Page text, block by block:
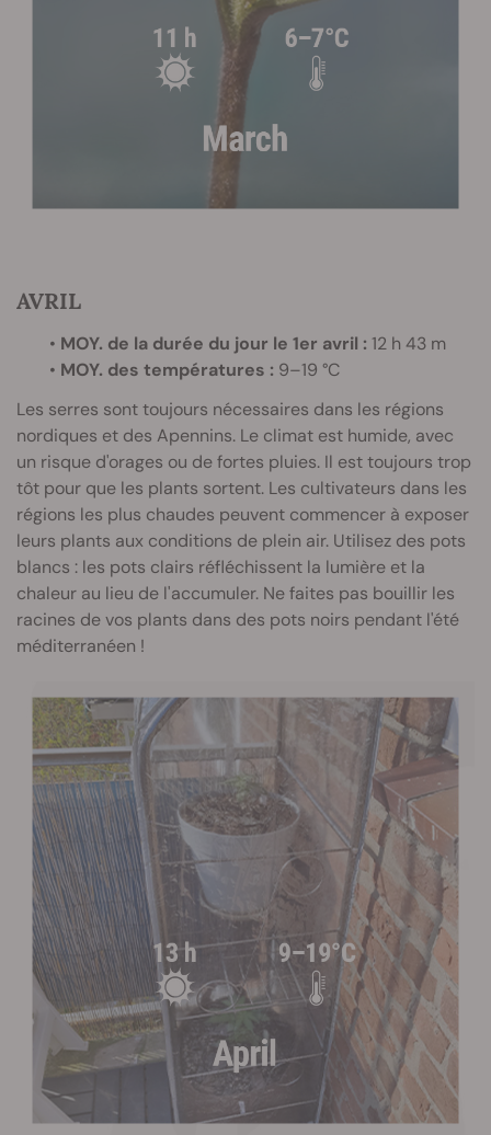
AVRIL
• MOY. de la durée du jour le 1er avril : 12 h 43 m
• MOY. des températures : 9–19 °C
Les serres sont toujours nécessaires dans les régions
nordiques et des Apennins. Le climat est humide, avec
un risque d'orages ou de fortes pluies. Il est toujours trop
tôt pour que les plants sortent. Les cultivateurs dans les
régions les plus chaudes peuvent commencer à exposer
leurs plants aux conditions de plein air. Utilisez des pots
blancs : les pots clairs réfléchissent la lumière et la
chaleur au lieu de l'accumuler. Ne faites pas bouillir les
racines de vos plants dans des pots noirs pendant l'été
méditerranéen !